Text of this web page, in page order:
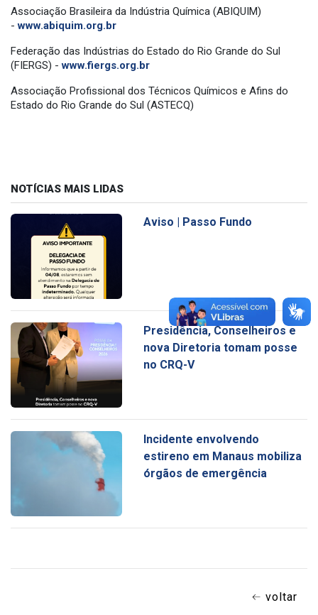
Associação Brasileira da Indústria Química (ABIQUIM)
-www.abiquim.org.br
Federação das Indústrias do Estado do Rio Grande do Sul
(FIERGS) -www.fiergs.org.br
Associação Profissional dos Técnicos Químicos e Afins do
Estado do Rio Grande do Sul (ASTECQ)
NOTÍCIAS MAIS LIDAS
Aviso | Passo Fundo
Presidência, Conselheiros e
nova Diretoria tomam posse
no CRQ-V
Incidente envolvendo
estireno em Manaus mobiliza
órgãos de emergência
voltar